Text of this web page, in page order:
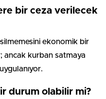
bir ceza verilecek
ekonomik bir
ancak kurban satmaya
durum olabilir mi?